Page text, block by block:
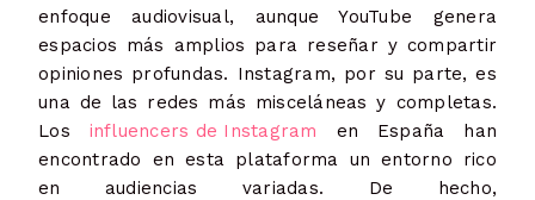
enfoque audiovisual, aunque YouTube genera
espacios más amplios para reseñar y compartir
opiniones profundas. Instagram, por su parte, es
una de las redes más misceláneas y completas.
Los influencers de Instagram en España han
encontrado en esta plataforma un entorno rico
en audiencias variadas. De hecho,